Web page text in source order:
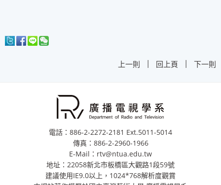
上一則 | 回上頁 | 下一則
電話：886-2-2272-2181 Ext.5011-5014
傳真：886-2-2960-1966
E-Mail：rtv@ntua.edu.tw
地址：22058新北市板橋區大觀路1段59號
建議使用IE9.0以上，1024*768解析度觀賞